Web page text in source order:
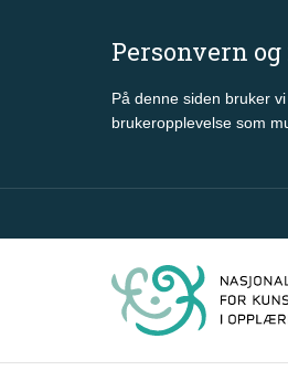
Personvern
På denne siden bruker
brukeropplevelse som
Gå til hovedinnhold